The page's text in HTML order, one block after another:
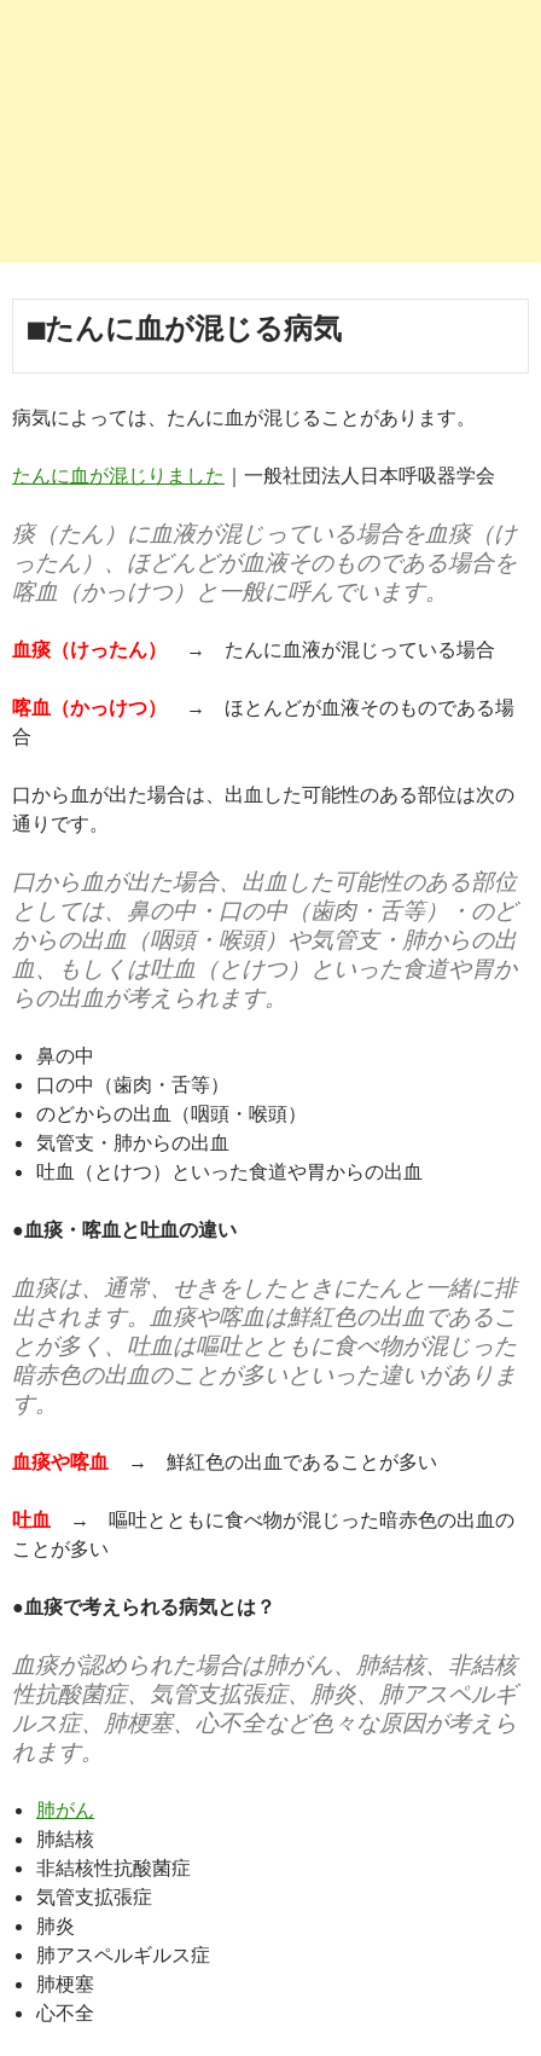
■たんに血が混じる病気
病気によっては、たんに血が混じることがあります。
たんに血が混じりました ｜一般社団法人日本呼吸器学会
痰（たん）に血液が混じっている場合を血痰（け
ったん）、ほどんどが血液そのものである場合を
喀血（かっけつ）と一般に呼んでいます。
血痰（けったん） → たんに血液が混じっている場合
喀血（かっけつ）
→ ほとんどが血液そのものである場
合
口から血が出た場合は、出血した可能性のある部位は次の
通りです。
口から血が出た場合、出血した可能性のある部位
としては、鼻の中・口の中（歯肉・舌等）・のど
からの出血（咽頭・喉頭）や気管支・肺からの出
血、もしくは吐血（とけつ）といった食道や胃か
らの出血が考えられます。
鼻の中
口の中（歯肉・舌等）
のどからの出血（咽頭・喉頭）
気管支・肺からの出血
吐血（とけつ）といった食道や胃からの出血
●血痰・喀血と吐血の違い
血痰は、通常、せきをしたときにたんと一緒に排
出されます。血痰や喀血は鮮紅色の出血であるこ
とが多く、吐血は嘔吐とともに食べ物が混じった
暗赤色の出血のことが多いといった違いがありま
す。
血痰や喀血 → 鮮紅色の出血であることが多い
吐血
→ 嘔吐とともに食べ物が混じった暗赤色の出血の
ことが多い
●血痰で考えられる病気とは？
血痰が認められた場合は肺がん、肺結核、非結核
性抗酸菌症、気管支拡張症、肺炎、肺アスペルギ
ルス症、肺梗塞、心不全など色々な原因が考えら
れます。
肺がん
肺結核
非結核性抗酸菌症
気管支拡張症
肺炎
肺アスペルギルス症
肺梗塞
心不全